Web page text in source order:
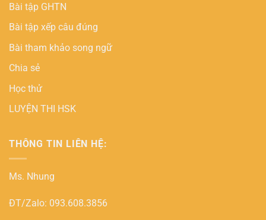
Bài tập GHTN
Bài tập xếp câu đúng
Bài tham khảo song ngữ
Chia sẻ
Học thử
LUYỆN THI HSK
THÔNG TIN LIÊN HỆ:
Ms. Nhung
ĐT/Zalo: 093.608.3856